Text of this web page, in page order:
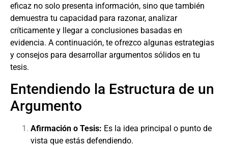
eficaz no solo presenta información, sino que también
demuestra tu capacidad para razonar, analizar
críticamente y llegar a conclusiones basadas en
evidencia. A continuación, te ofrezco algunas estrategias
y consejos para desarrollar argumentos sólidos en tu
tesis.
Entendiendo la Estructura de un
Argumento
Afirmación o Tesis: Es la idea principal o punto de
vista que estás defendiendo.